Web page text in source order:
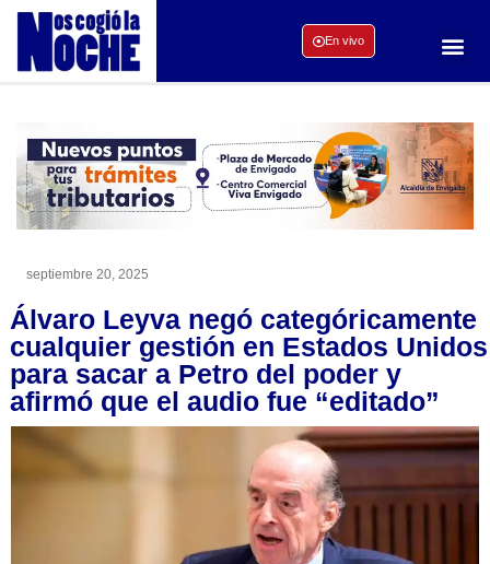
En vivo
septiembre 20, 2025
Álvaro Leyva negó categóricamente
cualquier gestión en Estados Unidos
para sacar a Petro del poder y
afirmó que el audio fue “editado”